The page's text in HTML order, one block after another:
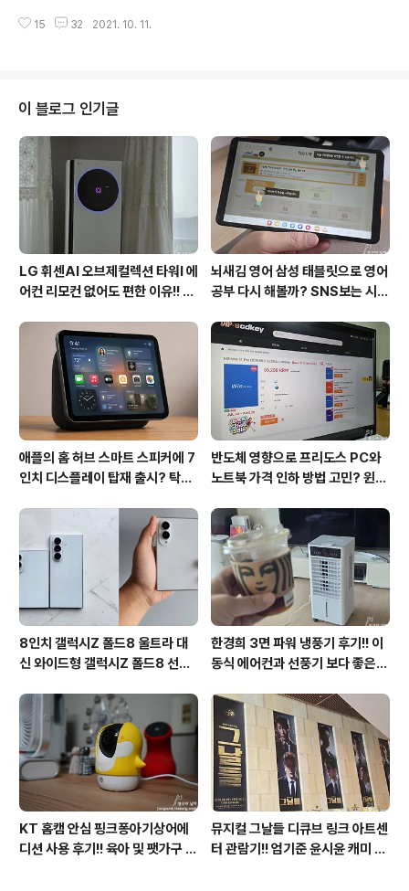
피스 메타 디자인 누가 봐도 갤럭시Z 플립3를 연상할 수밖
스펙보다도 최초의 천연 향수 종류가 더 궁금해지지 않나
인고 예뻐 국내에서 판매되었다면 인기가 많지 않았을까
싶기도 합니다. 러시아 기업 Caviar사는 고가의 아이폰케
이스를 선보였던 업체로 개인적으로는 익숙한데 최근은 아
니지만 소개해 볼까 합니다. 환경과 기후를 생각하는 디자
인 요즘에는 배출한 이산화탄소를 흡수하는 대책을 세워
실질적인 배출량을 0으로 만든다는 탄소중립을 실천..
15 32 2021. 10. 11.
이 블로그 인기글
LG 휘센AI 오브제컬렉션 타워I 에
어컨 리모컨 없어도 편한 이유!! 7
후기
뇌새김 영어 삼성 태블릿으로 영어
공부 다시 해볼까? SNS보는 시간
애플의 홈 허브 스마트 스피커에 7
인치 디스플레이 탑재 출시? 탁상
체제 적용!!
반도체 영향으로 프리도스 PC와
노트북 가격 인하 방법 고민? 윈도
방법?(feat. vip-scdkeys)
8인치 갤럭시Z 폴드8 울트라 대
신 와이드형 갤럭시Z 폴드8 선
이 미제공!!
한경희 3면 파워 냉풍기 후기!! 이
동식 에어컨과 선풍기 보다 좋은
KT 홈캠 안심 핑크퐁아기상어에
디션 사용 후기!! 육아 및 팻가구 그
뮤지컬 그날들 디큐브 링크 아트센
터 관람기!! 엄기준 윤시윤 캐미 연